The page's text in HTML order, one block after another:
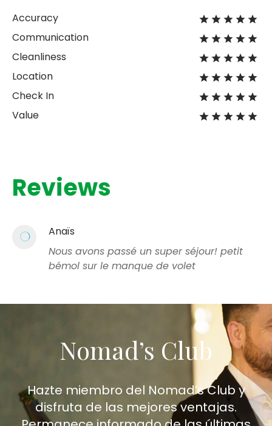
Accuracy
Communication
Cleanliness
Location
Check In
Value
Reviews
Anaïs
Nous avons passé un super séjour! petit
bémol sur le manque de volet
Nomad’s Club
Hazte miembro del Nomad’s Club y
disfruta de las mejores ventajas.